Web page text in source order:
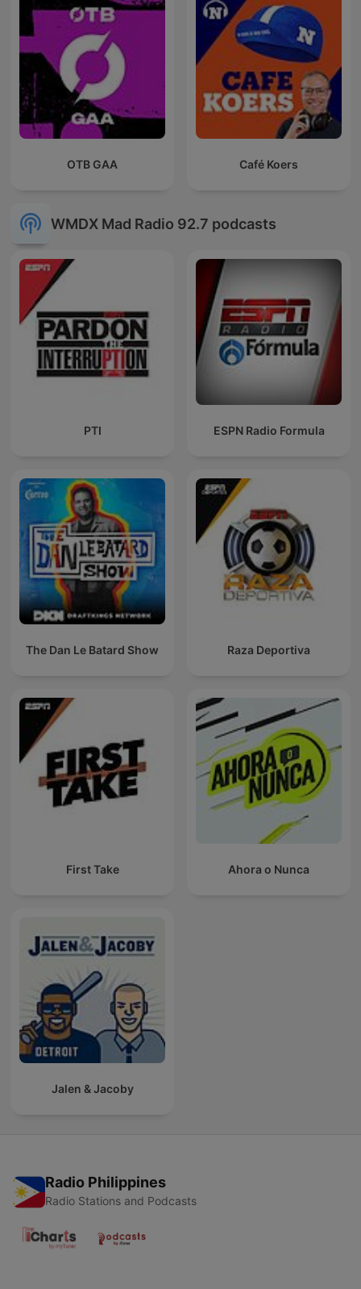
OTB GAA Café Koers
WMDX Mad Radio 92.7 podcasts
PTI ESPN Radio Formula
The Dan Le Batard Show Raza Deportiva
First Take Ahora o Nunca
Jalen & Jacoby
Radio Philippines
Radio Stations and Podcasts